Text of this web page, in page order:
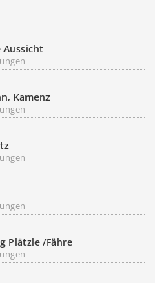
Aussicht
Kamenz
Plätzle /Fähre